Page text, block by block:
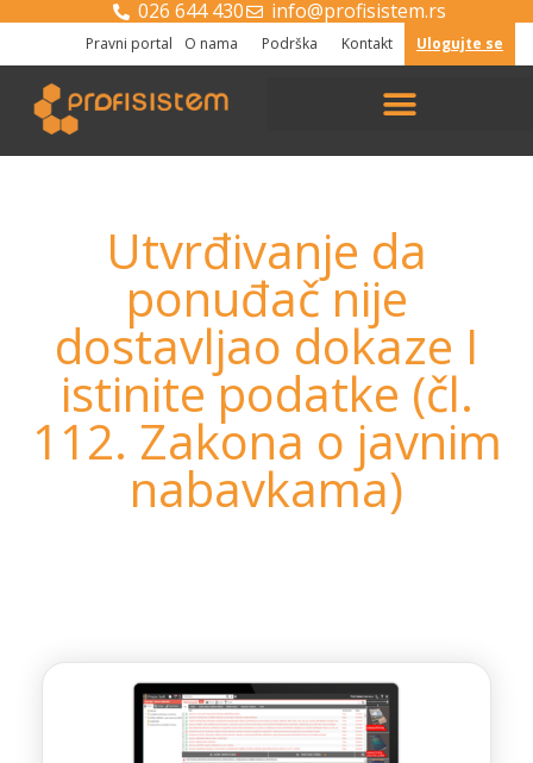
026 644 430 info@profisistem.rs
Pravni portal O nama Podrška Kontakt Ulogujte se
Utvrđivanje da
ponuđač nije
dostavljao dokaze I
istinite podatke (čl.
112. Zakona o javnim
nabavkama)